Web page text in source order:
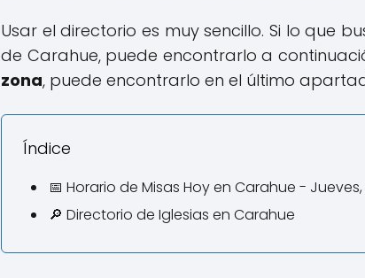
Usar el directorio es muy sencillo. Si lo que
de Carahue, puede encontrarlo a
zona, puede encontrarlo en el último
Índice
📅 Horario de Misas Hoy en Carahue -
🔎 Directorio de Iglesias en Carahue